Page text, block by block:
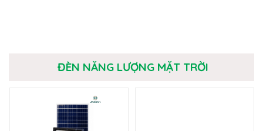
ĐÈN NĂNG LƯỢNG MẶT TRỜI